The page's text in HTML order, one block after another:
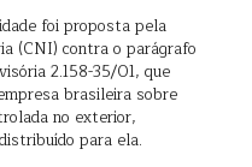
foi proposta pela
(CNI) contra o parágrafo
2.158-35/01, que
brasileira sobre
no exterior,
para ela.